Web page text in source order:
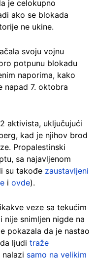
je celokupno
ako se blokada
ne ukine.
svoju vojnu
potpunu blokadu
naporima, kako
napad 7. oktobra
aktivista, uključujući
kad je njihov brod
Propalestinski
sa najavljenom
su takođe zaustavljeni
i ovde).
veze sa tekućim
nije snimljen nigde na
pokazala da je nastao
ljudi traže
samo na velikim